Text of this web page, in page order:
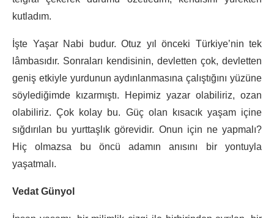
kutladım.
İşte Yaşar Nabi budur. Otuz yıl önceki Türkiye’nin tek
lâmbasıdır. Sonraları kendisinin, devletten çok, devletten
geniş etkiyle yurdunun aydınlanmasına çalıştığını yüzüne
söylediğimde kızarmıştı. Hepimiz yazar olabiliriz, ozan
olabiliriz. Çok kolay bu. Güç olan kısacık yaşam içine
sığdırılan bu yurttaşlık görevidir. Onun için ne yapmalı?
Hiç olmazsa bu öncü adamın anısını bir yontuyla
yaşatmalı.
Vedat Günyol